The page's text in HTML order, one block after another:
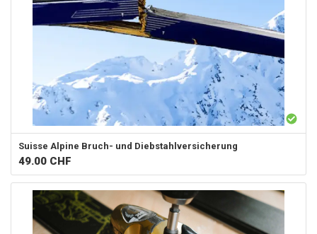
Suisse Alpine Bruch- und Diebstahlversicherung
49.00 CHF